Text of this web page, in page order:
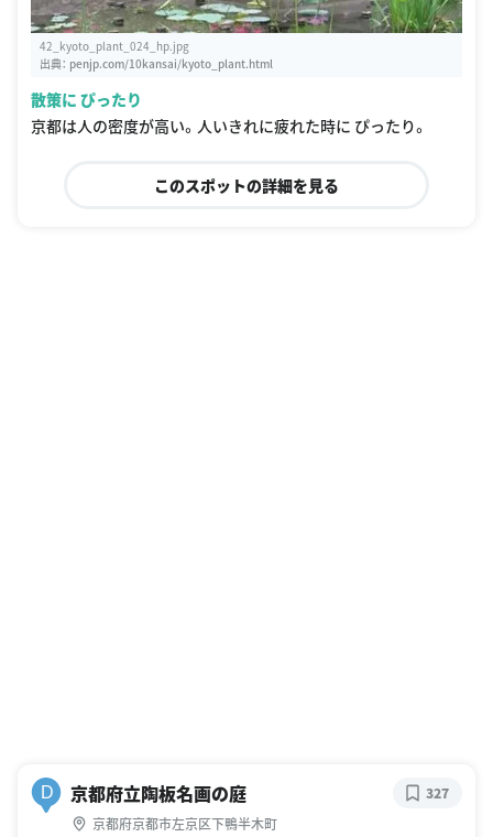
42_kyoto_plant_024_hp.jpg
出典： penjp.com/10kansai/kyoto_plant.html
散策に ぴったり
京都は人の密度が高い。人いきれに疲れた時に ぴったり。
このスポットの詳細を見る
D 京都府立陶板名画の庭
京都府京都市左京区下鴨半木町
327